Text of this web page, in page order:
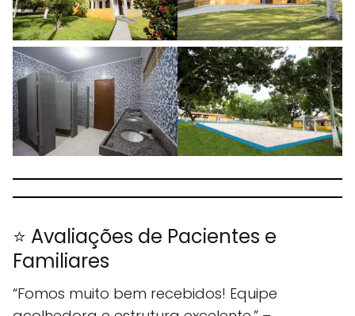
⭐ Avaliações de Pacientes e
Familiares
“Fomos muito bem recebidos! Equipe